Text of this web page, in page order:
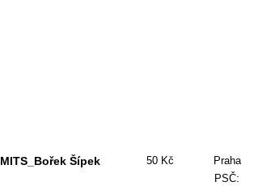
Šípek 50 Kč
Praha
PSČ: